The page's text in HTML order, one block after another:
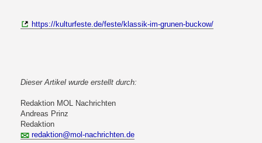
https://kulturfeste.de/feste/klassik-im-grunen-buckow/
Dieser Artikel wurde erstellt durch:
Redaktion MOL Nachrichten
Andreas Prinz
Redaktion
redaktion@mol-nachrichten.de